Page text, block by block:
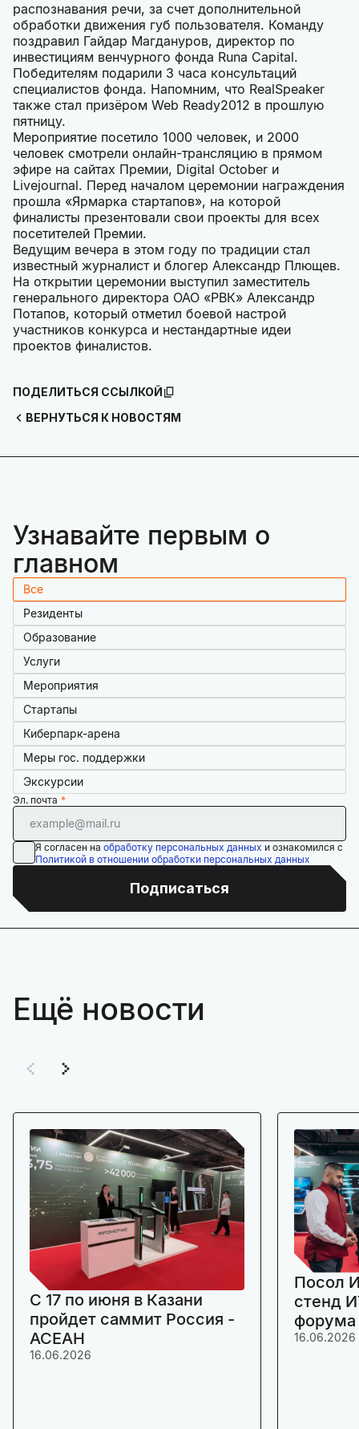
распознавания речи, за счет дополнительной
обработки движения губ пользователя. Команду
поздравил Гайдар Магдануров, директор по
инвестициям венчурного фонда Runa Capital.
Победителям подарили 3 часа консультаций
специалистов фонда. Напомним, что RealSpeaker
также стал призёром Web Ready2012 в прошлую
пятницу.
Мероприятие посетило 1000 человек, и 2000
человек смотрели онлайн-трансляцию в прямом
эфире на сайтах Премии, Digital October и
Livejournal. Перед началом церемонии награждения
прошла «Ярмарка стартапов», на которой
финалисты презентовали свои проекты для всех
посетителей Премии.
Ведущим вечера в этом году по традиции стал
известный журналист и блогер Александр Плющев.
На открытии церемонии выступил заместитель
генерального директора ОАО «РВК» Александр
Потапов, который отметил боевой настрой
участников конкурса и нестандартные идеи
проектов финалистов.
ВЕРНУТЬСЯ К НОВОСТЯМ
ПОДЕЛИТЬСЯ ССЫЛКОЙ
Узнавайте первым о
главном
Все
Резиденты
Образование
Услуги
Мероприятия
Стартапы
Киберпарк-арена
Меры гос. поддержки
Экскурсии
Эл. почта
Я согласен на обработку персональных данных и ознакомился с
Политикой в отношении обработки персональных данных
Подписаться
Ещё новости
C 17 по июня в Казани
пройдет саммит Россия -
АСЕАН
16.06.2026
Посол
стенд
16.06.2026